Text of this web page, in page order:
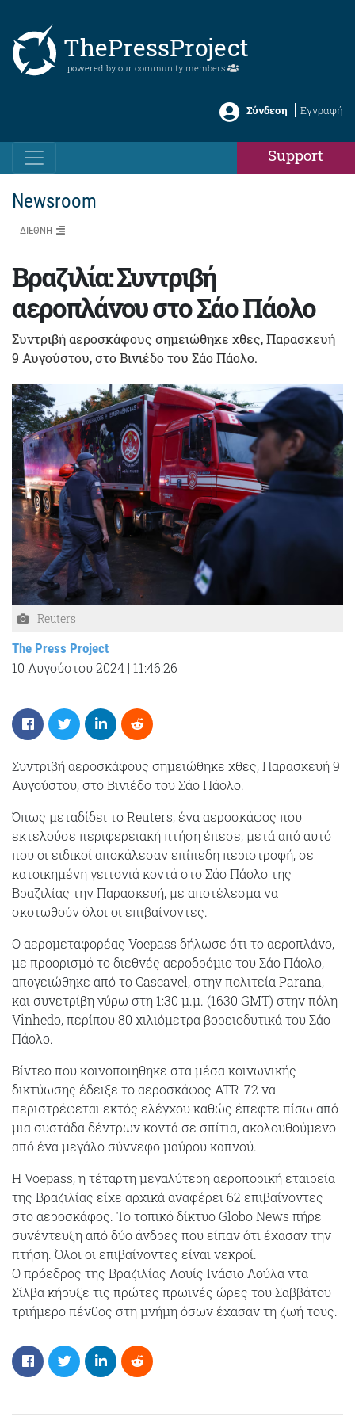
ThePressProject
powered by our community members
Σύνδεση Εγγραφή
Support
Newsroom
ΔΙΕΘΝΗ
Βραζιλία: Συντριβή
αεροπλάνου στο Σάο Πάολο
Συντριβή αεροσκάφους σημειώθηκε χθες, Παρασκευή
9 Αυγούστου, στο Βινιέδο του Σάο Πάολο.
Reuters
The Press Project
10 Αυγούστου 2024 | 11:46:26
Συντριβή αεροσκάφους σημειώθηκε χθες, Παρασκευή 9
Αυγούστου, στο Βινιέδο του Σάο Πάολο.
Όπως μεταδίδει το Reuters, ένα αεροσκάφος που
εκτελούσε περιφερειακή πτήση έπεσε, μετά από αυτό
που οι ειδικοί αποκάλεσαν επίπεδη περιστροφή, σε
κατοικημένη γειτονιά κοντά στο Σάο Πάολο της
Βραζιλίας την Παρασκευή, με αποτέλεσμα να
σκοτωθούν όλοι οι επιβαίνοντες.
Ο αερομεταφορέας Voepass δήλωσε ότι το αεροπλάνο,
με προορισμό το διεθνές αεροδρόμιο του Σάο Πάολο,
απογειώθηκε από το Cascavel, στην πολιτεία Parana,
και συνετρίβη γύρω στη 1:30 μ.μ. (1630 GMT) στην πόλη
Vinhedo, περίπου 80 χιλιόμετρα βορειοδυτικά του Σάο
Πάολο.
Βίντεο που κοινοποιήθηκε στα μέσα κοινωνικής
δικτύωσης έδειξε το αεροσκάφος ATR-72 να
περιστρέφεται εκτός ελέγχου καθώς έπεφτε πίσω από
μια συστάδα δέντρων κοντά σε σπίτια, ακολουθούμενο
από ένα μεγάλο σύννεφο μαύρου καπνού.
Η Voepass, η τέταρτη μεγαλύτερη αεροπορική εταιρεία
της Βραζιλίας είχε αρχικά αναφέρει 62 επιβαίνοντες
στο αεροσκάφος. Το τοπικό δίκτυο Globo News πήρε
συνέντευξη από δύο άνδρες που είπαν ότι έχασαν την
πτήση. Όλοι οι επιβαίνοντες είναι νεκροί.
Ο πρόεδρος της Βραζιλίας Λουίς Ινάσιο Λούλα ντα
Σίλβα κήρυξε τις πρώτες πρωινές ώρες του Σαββάτου
τριήμερο πένθος στη μνήμη όσων έχασαν τη ζωή τους.